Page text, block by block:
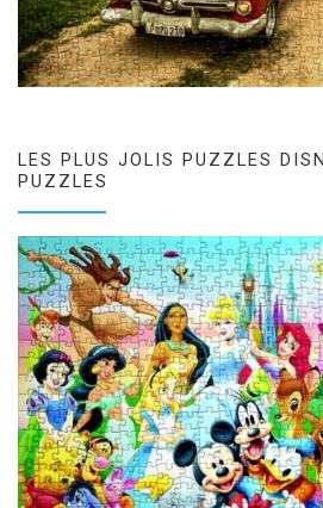
LES PLUS JOLIS PUZZLES
PUZZLES